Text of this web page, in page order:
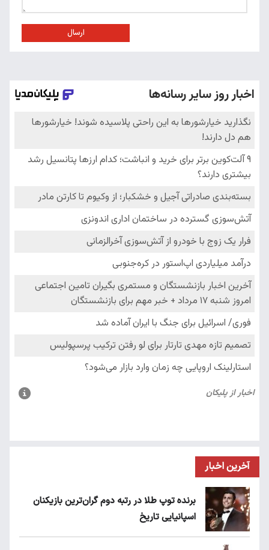
ارسال
آخرین اخبار
برنده توپ طلا در رتبه دوم گران‌ترین بازیکنان
اسپانیایی تاریخ